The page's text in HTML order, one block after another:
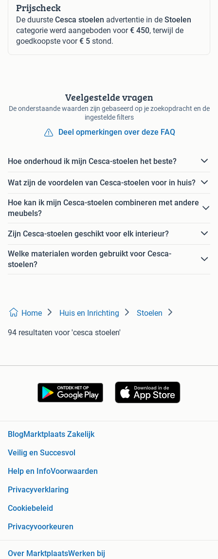
Prijscheck
De duurste Cesca stoelen advertentie in de Stoelen
categorie werd aangeboden voor€ 450, terwijl de
goedkoopste voor€ 5 stond.
Veelgestelde vragen
De onderstaande waarden zijn gebaseerd op je zoekopdracht en de
ingestelde filters
Deel opmerkingen over deze FAQ
Hoe onderhoud ik mijn Cesca-stoelen het beste?
Wat zijn de voordelen van Cesca-stoelen voor in huis?
Hoe kan ik mijn Cesca-stoelen combineren met andere
meubels?
Zijn Cesca-stoelen geschikt voor elk interieur?
Welke materialen worden gebruikt voor Cesca-
stoelen?
Home Huis en Inrichting Stoelen
94 resultaten voor 'cesca stoelen'
Blog Marktplaats Zakelijk
Veilig en Succesvol
Help en InfoVoorwaarden
Privacyverklaring
Cookiebeleid
Privacyvoorkeuren
Over MarktplaatsWerken bij